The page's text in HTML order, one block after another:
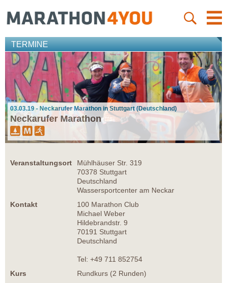
TERMINE
03.03.19 - Neckarufer Marathon in Stuttgart (Deutschland)
Neckarufer Marathon
Veranstaltungsort
Mühlhäuser Str. 319
70378 Stuttgart
Deutschland
Wassersportcenter am Neckar
Kontakt
100 Marathon Club
Michael Weber
Hildebrandstr. 9
70191 Stuttgart
Deutschland
Tel: +49 711 852754
Kurs
Rundkurs (2 Runden)